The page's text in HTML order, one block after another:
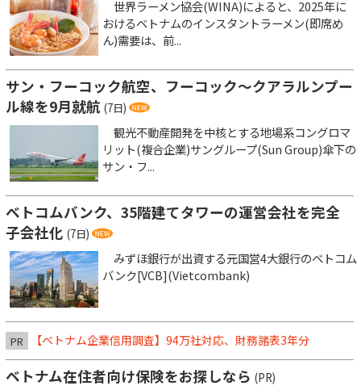
世界ラーメン協会(WINA)によると、2025年に
おけるベトナムのインスタントラーメン(即席め
ん)需要は、前...
サン・フーコック航空、フーコック～クアラルンプー
ル線を9月就航 (7日)
観光不動産開発を中核とする地場系コングロマ
リット(複合企業)サングループ(Sun Group)傘下の
サン・フ...
ベトコムバンク、35階建てタワーの運営会社を完全
子会社化 (7日)
みずほ銀行が出資する元国営4大銀行のベトコム
バンク[VCB](Vietcombank)
PR 【ベトナム企業信用調査】94万社対応、財務諸表3年分
ベトナム在住者向け保険をお探しなら (PR)